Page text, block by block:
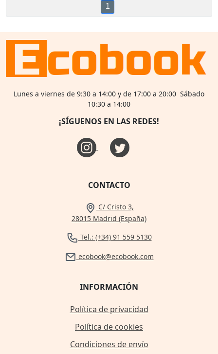
1
Lunes a viernes de 9:30 a 14:00 y de 17:00 a 20:00 Sábado
10:30 a 14:00
¡SÍGUENOS EN LAS REDES!
CONTACTO
C/ Cristo 3,
28015 Madrid (España)
Tel.: (+34) 91 559 5130
ecobook@ecobook.com
INFORMACIÓN
Política de privacidad
Política de cookies
Condiciones de envío